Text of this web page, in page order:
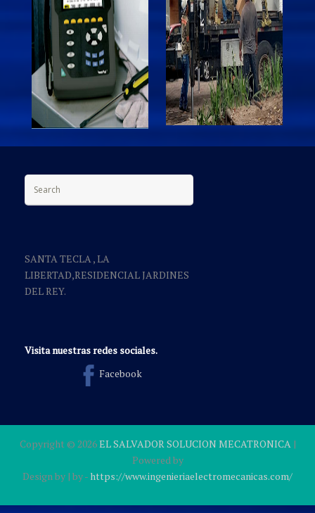
SANTA TECLA , LA
LIBERTAD,RESIDENCIAL JARDINES
DEL REY.
Visita nuestras redes sociales.
Facebook
Copyright © 2026EL SALVADOR SOLUCION MECATRONICA |
Powered by
Design by | by-https://www.ingenieriaelectromecanicas.com/